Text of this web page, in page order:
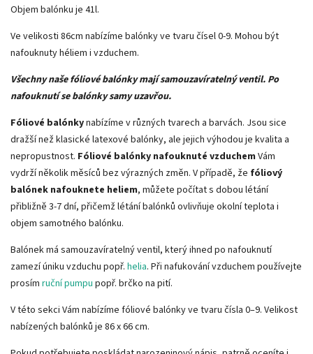
Objem balónku je 41l.
Ve velikosti 86cm nabízíme balónky ve tvaru čísel 0-9. Mohou být
nafouknuty héliem i vzduchem.
Všechny naše fóliové balónky mají samouzavíratelný ventil. Po
nafouknutí se balónky samy uzavřou.
Fóliové balónkynabízíme v různých tvarech a barvách. Jsou sice
dražší než klasické latexové balónky, ale jejich výhodou je kvalita a
nepropustnost. Fóliové balónky nafouknuté vzduchem Vám
vydrží několik měsíců bez výrazných změn. V případě, že fóliový
balónek nafouknete heliem, můžete počítat s dobou létání
přibližně 3-7 dní, přičemž létání balónků ovlivňuje okolní teplota i
objem samotného balónku.
Balónek má samouzavíratelný ventil, který ihned po nafouknutí
zamezí úniku vzduchu popř. helia. Při nafukování vzduchem používejte
prosím ruční pumpu popř. brčko na pití.
V této sekci Vám nabízíme fóliové balónky ve tvaru čísla 0–9. Velikost
nabízených balónků je 86 x 66 cm.